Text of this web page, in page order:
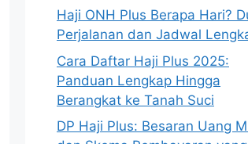
Haji ONH Plus Berapa Hari?
Perjalanan dan Jadwal
Cara Daftar Haji Plus 2025:
Panduan Lengkap Hingga
Berangkat ke Tanah Suci
DP Haji Plus: Besaran Uang